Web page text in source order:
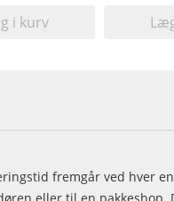
i kurv
fremgår ved hver